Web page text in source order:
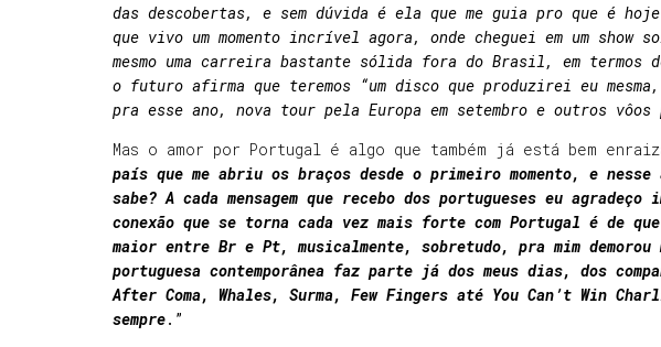
das descobertas, e sem dúvida é ela que me guia pro que é hoje
que vivo um momento incrível agora, onde cheguei em um show
mesmo uma carreira bastante sólida fora do Brasil, em termos
o futuro afirma que teremos “um disco que produzirei eu
pra esse ano, nova tour pela Europa em setembro e outros
Mas o amor por Portugal é algo que também já está bem
país que me abriu os braços desde o primeiro momento, e
sabe? A cada mensagem que recebo dos portugueses eu agradeço
conexão que se torna cada vez mais forte com Portugal é de
maior entre Br e Pt, musicalmente, sobretudo, pra mim
portuguesa contemporânea faz parte já dos meus dias, dos
After Coma, Whales, Surma, Few Fingers até You Can’t Win
sempre.”